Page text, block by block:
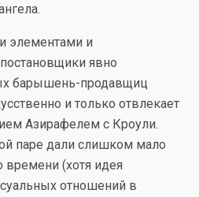
элементами и
явно
барышень-продавщиц
и только отвлекает
Азирафелем с Кроули.
паре дали слишком мало
времени (хотя идея
отношений в